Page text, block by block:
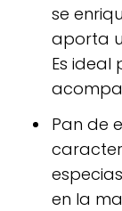
se
aporta
Es
Pan de
en la